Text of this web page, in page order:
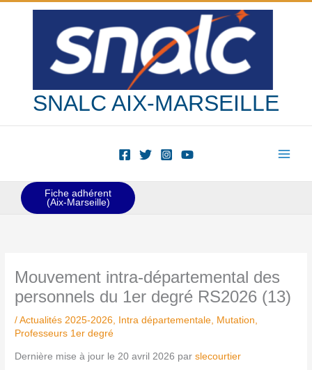
SNALC AIX-MARSEILLE
Fiche adhérent
(Aix-Marseille)
Mouvement intra-départemental des
personnels du 1er degré RS2026 (13)
/Actualités 2025-2026 Intra départementale Mutation
Professeurs 1er degré
Dernière mise à jour le 20 avril 2026 parslecourtier